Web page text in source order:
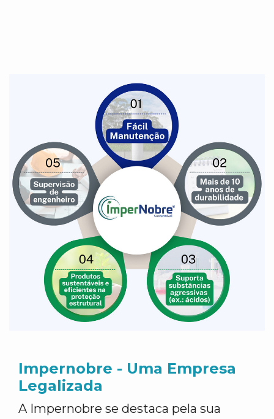
Impernobre - Uma Empresa
Legalizada
A Impernobre se destaca pela sua